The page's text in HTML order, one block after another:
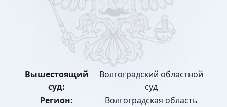
Вышестоящий
суд:
Волгоградский областной
суд
Регион:
Волгоградская область